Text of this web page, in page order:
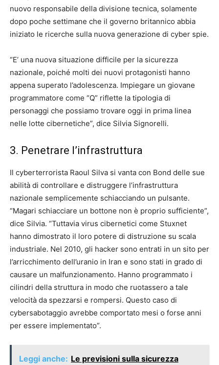
nuovo responsabile della divisione tecnica, solamente
dopo poche settimane che il governo britannico abbia
iniziato le ricerche sulla nuova generazione di cyber spie.
“E’ una nuova situazione difficile per la sicurezza
nazionale, poiché molti dei nuovi protagonisti hanno
appena superato l’adolescenza. Impiegare un giovane
programmatore come “Q” riflette la tipologia di
personaggi che possiamo trovare oggi in prima linea
nelle lotte cibernetiche”, dice Silvia Signorelli.
3. Penetrare l’infrastruttura
Il cyberterrorista Raoul Silva si vanta con Bond delle sue
abilità di controllare e distruggere l’infrastruttura
nazionale semplicemente schiacciando un pulsante.
“Magari schiacciare un bottone non è proprio sufficiente”,
dice Silvia. “Tuttavia virus cibernetici come Stuxnet
hanno dimostrato il loro potere di distruzione su scala
industriale. Nel 2010, gli hacker sono entrati in un sito per
l’arricchimento dell’uranio in Iran e sono stati in grado di
causare un malfunzionamento. Hanno programmato i
cilindri della struttura in modo che ruotassero a tale
velocità da spezzarsi e rompersi. Questo caso di
cybersabotaggio avrebbe comportato mesi o forse anni
per essere implementato”.
Leggi anche: Le previsioni sulla sicurezza